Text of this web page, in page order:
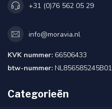
+31 (0)76 562 05 29
info@moravia.nl
KVK nummer: 66506433
btw-nummer: NL856585245B01
Categorieën